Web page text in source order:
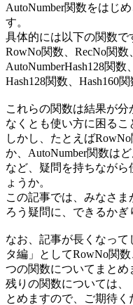
AutoNumber関数をはじ
す。
具体的には以下の関数で
RowNo関数、RecNo関数
AutoNumberHash128関数
Hash128関数、Hash160
これらの関数は結果が
なくとも使い方に困るこ
しかし、たとえば
か、AutoNumber関数は
など、疑問を持ちなが
ょうか。
この記事では、みなさ
ろう疑問に、できるかぎ
なお、記事が長くなっ
タ編」としてRowNo関
つの関数についてまとめ
残りの関数については、
とめますので、ご期待く